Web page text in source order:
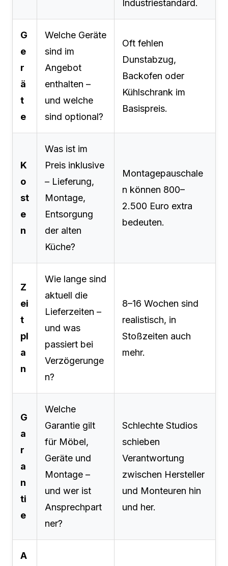
Industriestandard.
G
e
r
ä
t
e
Welche Geräte
sind im
Angebot
enthalten –
und welche
sind optional?
Oft fehlen
Dunstabzug,
Backofen oder
Kühlschrank im
Basispreis.
K
o
st
e
n
Was ist im
Preis inklusive
– Lieferung,
Montage,
Entsorgung
der alten
Küche?
Montagepauschale
n können 800–
2.500 Euro extra
bedeuten.
Z
ei
t
pl
a
n
Wie lange sind
aktuell die
Lieferzeiten –
und was
passiert bei
Verzögerunge
n?
8–16 Wochen sind
realistisch, in
Stoßzeiten auch
mehr.
G
a
r
a
n
ti
e
Welche
Garantie gilt
für Möbel,
Geräte und
Montage –
und wer ist
Ansprechpart
ner?
Schlechte Studios
schieben
Verantwortung
zwischen Hersteller
und Monteuren hin
und her.
A